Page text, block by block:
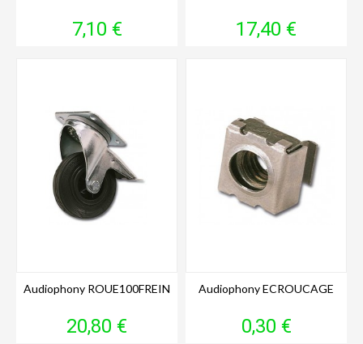
Prix
7,10 € Prix
17,40 €
Audiophony ROUE100FREIN
Prix
20,80 €
Audiophony ECROUCAGE
Prix
0,30 €